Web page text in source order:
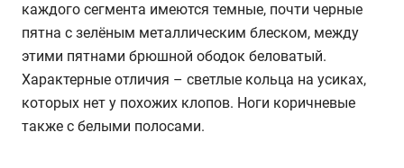
каждого сегмента имеются темные, почти черные
пятна с зелёным металлическим блеском, между
этими пятнами брюшной ободок беловатый.
Характерные отличия – светлые кольца на усиках,
которых нет у похожих клопов. Ноги коричневые
также с белыми полосами.